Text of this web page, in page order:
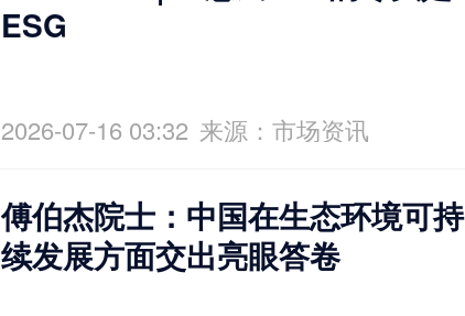
ESG
2026-07-16 03:32 来源：市场资讯
傅伯杰院士：中国在生态环境可持
续发展方面交出亮眼答卷